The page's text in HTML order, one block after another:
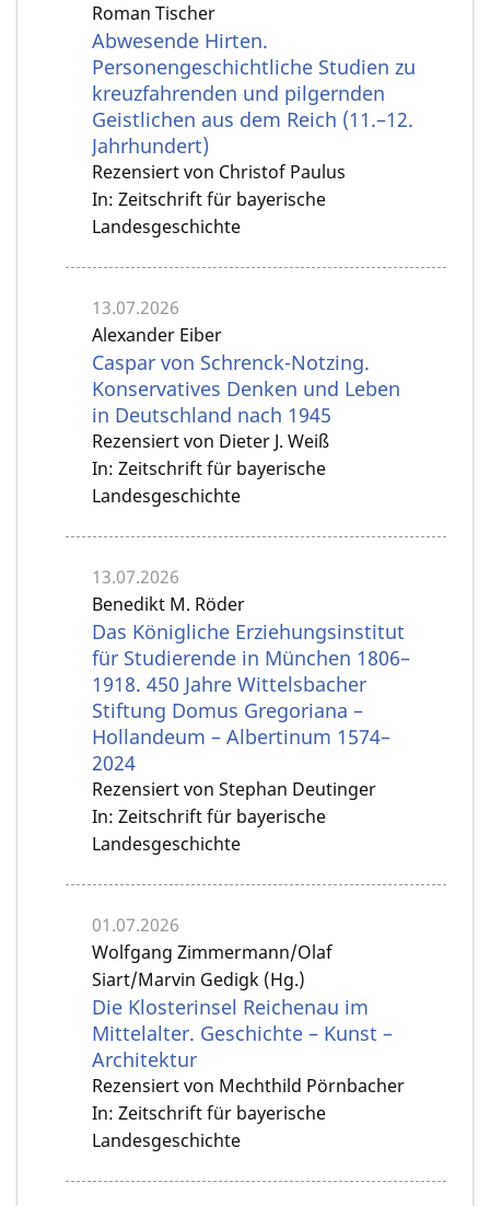
Roman Tischer
Abwesende Hirten.
Personengeschichtliche Studien zu
kreuzfahrenden und pilgernden
Geistlichen aus dem Reich (11.–12.
Jahrhundert)
Rezensiert von Christof Paulus
In: Zeitschrift für bayerische
Landesgeschichte
13.07.2026
Alexander Eiber
Caspar von Schrenck-Notzing.
Konservatives Denken und Leben
in Deutschland nach 1945
Rezensiert von Dieter J. Weiß
In: Zeitschrift für bayerische
Landesgeschichte
13.07.2026
Benedikt M. Röder
Das Königliche Erziehungsinstitut
für Studierende in München 1806–
1918. 450 Jahre Wittelsbacher
Stiftung Domus Gregoriana –
Hollandeum – Albertinum 1574–
2024
Rezensiert von Stephan Deutinger
In: Zeitschrift für bayerische
Landesgeschichte
01.07.2026
Wolfgang Zimmermann/Olaf
Siart/Marvin Gedigk (Hg.)
Die Klosterinsel Reichenau im
Mittelalter. Geschichte – Kunst –
Architektur
Rezensiert von Mechthild Pörnbacher
In: Zeitschrift für bayerische
Landesgeschichte